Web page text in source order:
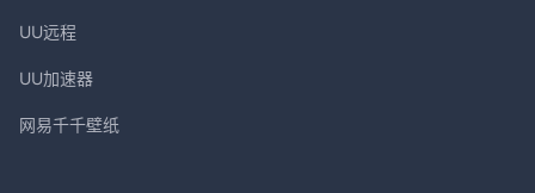
UU远程
UU加速器
网易千千壁纸